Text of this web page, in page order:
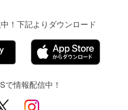
！下記よりダウンロード
で情報配信中！